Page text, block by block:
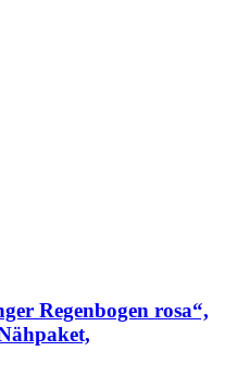
Regenbogen rosa“,